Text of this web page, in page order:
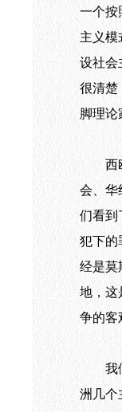
一个按
主义模
设社会
很清楚
脚理论
西欧
会、华
们看到
犯下的
经是莫
地，这
争的客
我们
洲几个